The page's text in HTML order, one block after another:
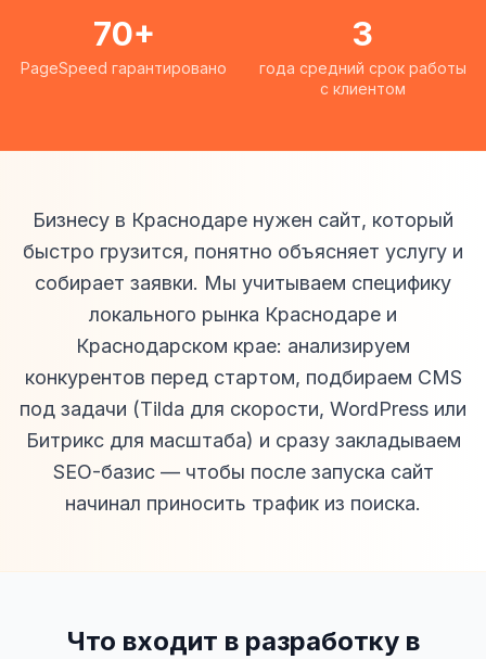
70+
PageSpeed гарантировано
3
года средний срок работы
с клиентом
Бизнесу в Краснодаре нужен сайт, который
быстро грузится, понятно объясняет услугу и
собирает заявки. Мы учитываем специфику
локального рынка Краснодаре и
Краснодарском крае: анализируем
конкурентов перед стартом, подбираем CMS
под задачи (Tilda для скорости, WordPress или
Битрикс для масштаба) и сразу закладываем
SEO-базис — чтобы после запуска сайт
начинал приносить трафик из поиска.
Что входит в разработку в